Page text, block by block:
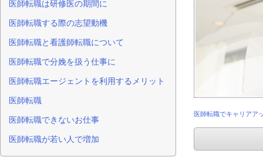
医師転職でキャリアア
医師転職は研修医の期間に
医師転職する際の志望動機
医師転職と看護師転職について
医師転職で分娩を扱う仕事に
医師転職エージェントを利用するメリット
医師転職
医師転職できないお仕事
医師転職が若い人で増加